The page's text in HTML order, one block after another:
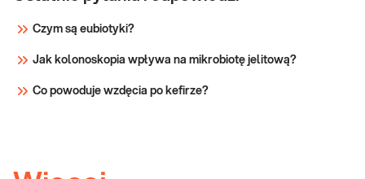
Czym są eubiotyki?
Jak kolonoskopia wpływa na mikrobiotę jelitową?
Co powoduje wzdęcia po kefirze?